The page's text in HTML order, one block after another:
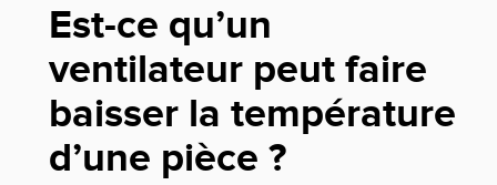
Est-ce qu’un
ventilateur peut faire
baisser la température
d’une pièce ?